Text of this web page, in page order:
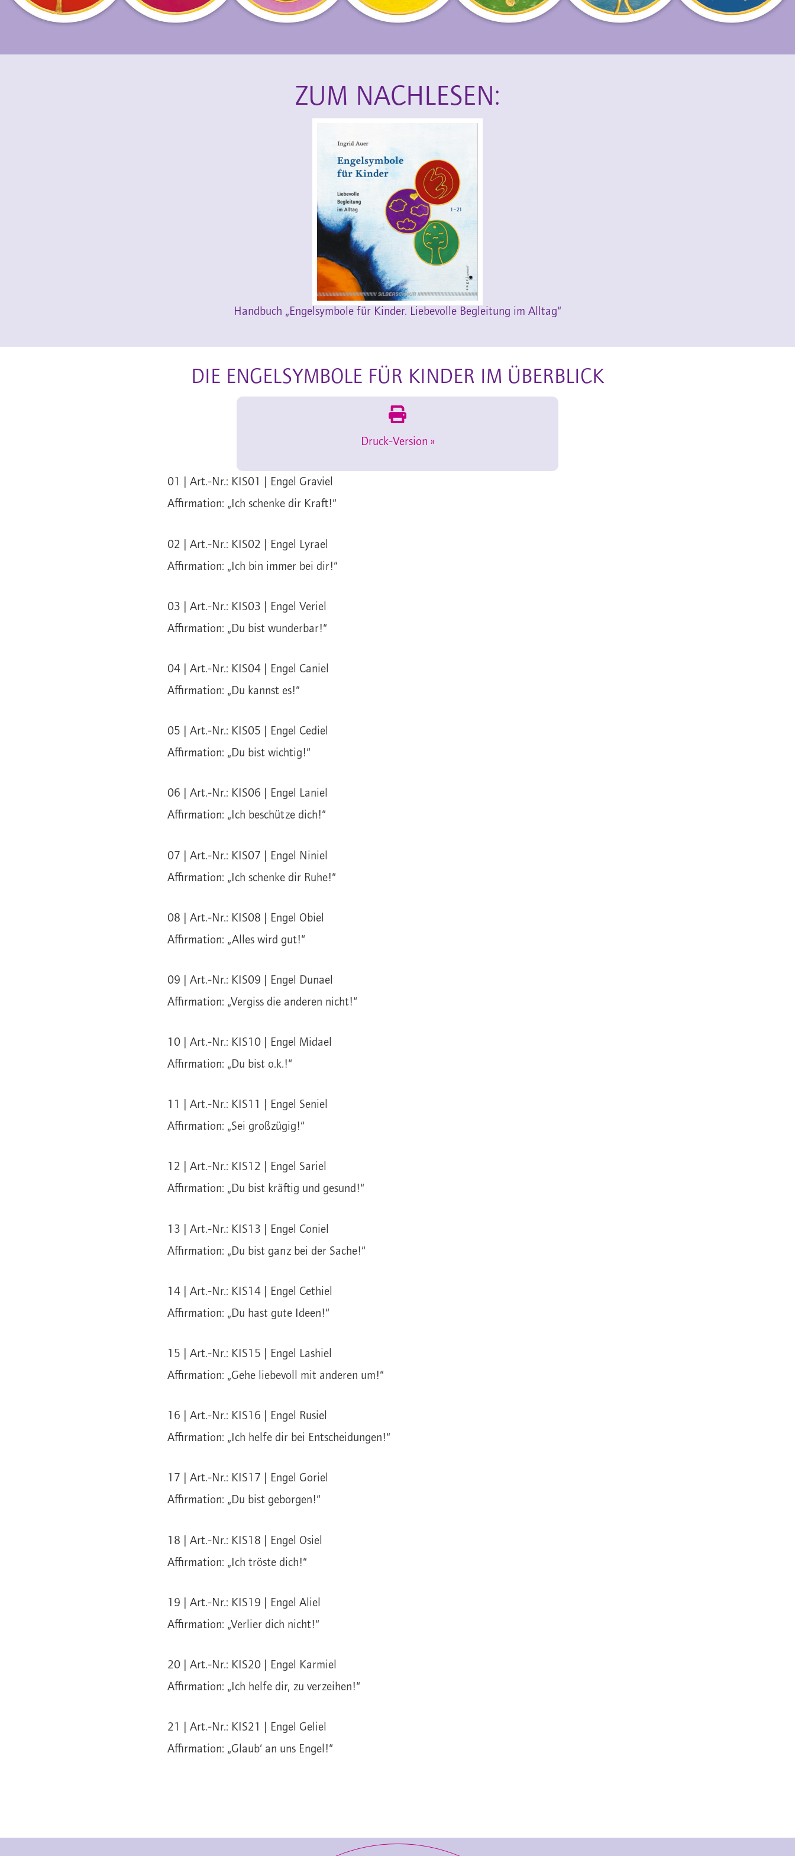
ZUM NACHLESEN:
Handbuch „Engelsymbole für Kinder. Liebevolle Begleitung im Alltag“
DIE ENGELSYMBOLE FÜR KINDER IM ÜBERBLICK
Druck-Version »
01 | Art.-Nr.: KIS01 | Engel Graviel
Affirmation: „Ich schenke dir Kraft!“
02 | Art.-Nr.: KIS02 | Engel Lyrael
Affirmation: „Ich bin immer bei dir!“
03 | Art.-Nr.: KIS03 | Engel Veriel
Affirmation: „Du bist wunderbar!“
04 | Art.-Nr.: KIS04 | Engel Caniel
Affirmation: „Du kannst es!“
05 | Art.-Nr.: KIS05 | Engel Cediel
Affirmation: „Du bist wichtig!“
06 | Art.-Nr.: KIS06 | Engel Laniel
Affirmation: „Ich beschütze dich!“
07 | Art.-Nr.: KIS07 | Engel Niniel
Affirmation: „Ich schenke dir Ruhe!“
08 | Art.-Nr.: KIS08 | Engel Obiel
Affirmation: „Alles wird gut!“
09 | Art.-Nr.: KIS09 | Engel Dunael
Affirmation: „Vergiss die anderen nicht!“
10 | Art.-Nr.: KIS10 | Engel Midael
Affirmation: „Du bist o.k.!“
11 | Art.-Nr.: KIS11 | Engel Seniel
Affirmation: „Sei großzügig!“
12 | Art.-Nr.: KIS12 | Engel Sariel
Affirmation: „Du bist kräftig und gesund!“
13 | Art.-Nr.: KIS13 | Engel Coniel
Affirmation: „Du bist ganz bei der Sache!“
14 | Art.-Nr.: KIS14 | Engel Cethiel
Affirmation: „Du hast gute Ideen!“
15 | Art.-Nr.: KIS15 | Engel Lashiel
Affirmation: „Gehe liebevoll mit anderen um!“
16 | Art.-Nr.: KIS16 | Engel Rusiel
Affirmation: „Ich helfe dir bei Entscheidungen!“
17 | Art.-Nr.: KIS17 | Engel Goriel
Affirmation: „Du bist geborgen!“
18 | Art.-Nr.: KIS18 | Engel Osiel
Affirmation: „Ich tröste dich!“
19 | Art.-Nr.: KIS19 | Engel Aliel
Affirmation: „Verlier dich nicht!“
20 | Art.-Nr.: KIS20 | Engel Karmiel
Affirmation: „Ich helfe dir, zu verzeihen!“
21 | Art.-Nr.: KIS21 | Engel Geliel
Affirmation: „Glaub‘ an uns Engel!“